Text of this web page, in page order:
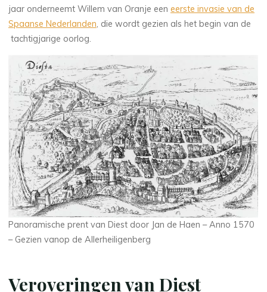
jaar onderneemt Willem van Oranje eeneerste invasie van de
Spaanse Nederlanden, die wordt gezien als het begin van de
tachtigjarige oorlog.
Panoramische prent van Diest door Jan de Haen – Anno 1570
– Gezien vanop de Allerheiligenberg
Veroveringen van Diest